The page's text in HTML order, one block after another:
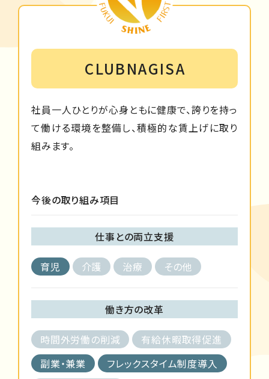
CLUBNAGISA
社員一人ひとりが心身ともに健康で、誇りを持っ
て働ける環境を整備し、積極的な賃上げに取り
組みます。
今後の取り組み項目
仕事との両立支援
育児 介護 治療 その他
働き方の改革
時間外労働の削減
有給休暇取得促進
副業・兼業
フレックスタイム制度導入